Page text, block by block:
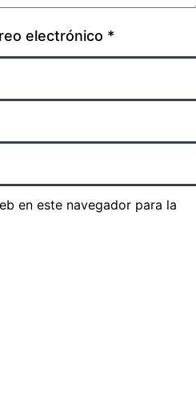
electrónico *
en este navegador para la